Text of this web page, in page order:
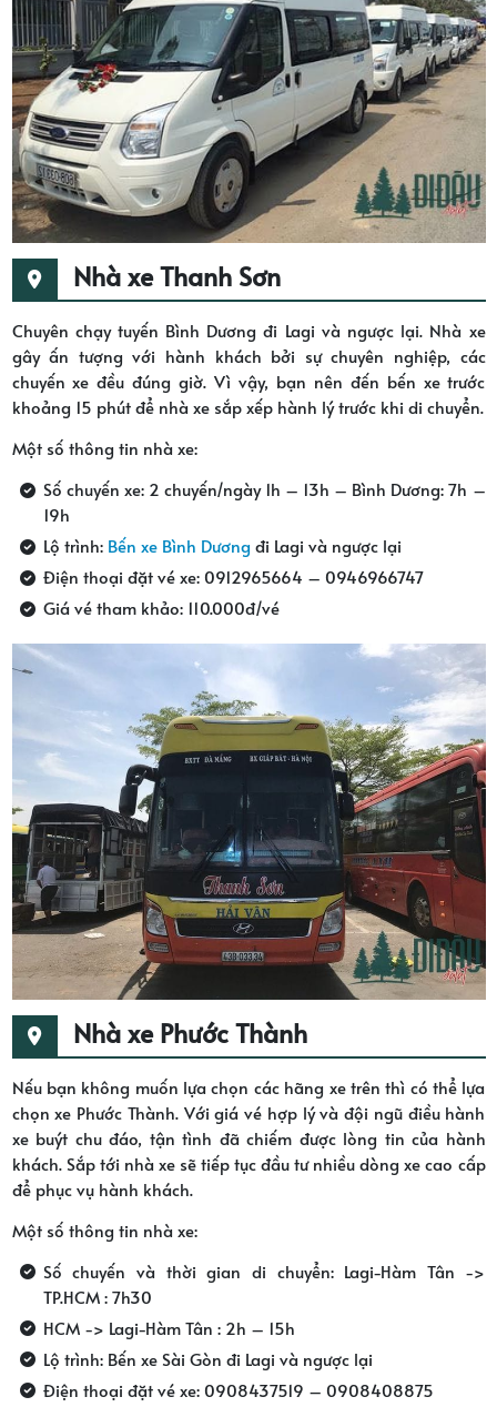
Nhà xe Thanh Sơn
Chuyên chạy tuyến Bình Dương đi Lagi và ngược lại. Nhà xe
gây ấn tượng với hành khách bởi sự chuyên nghiệp, các
chuyến xe đều đúng giờ. Vì vậy, bạn nên đến bến xe trước
khoảng 15 phút để nhà xe sắp xếp hành lý trước khi di chuyển.
Một số thông tin nhà xe:
Số chuyến xe: 2 chuyến/ngày 1h – 13h – Bình Dương: 7h –
19h
Lộ trình: Bến xe Bình Dươngđi Lagi và ngược lại
Điện thoại đặt vé xe: 0912965664 – 0946966747
Giá vé tham khảo: 110.000đ/vé
Nhà xe Phước Thành
Nếu bạn không muốn lựa chọn các hãng xe trên thì có thể lựa
chọn xe Phước Thành. Với giá vé hợp lý và đội ngũ điều hành
xe buýt chu đáo, tận tình đã chiếm được lòng tin của hành
khách. Sắp tới nhà xe sẽ tiếp tục đầu tư nhiều dòng xe cao cấp
để phục vụ hành khách.
Một số thông tin nhà xe:
Số chuyến và thời gian di chuyển: Lagi-Hàm Tân ->
TP.HCM : 7h30
HCM -> Lagi-Hàm Tân : 2h – 15h
Lộ trình: Bến xe Sài Gòn đi Lagi và ngược lại
Điện thoại đặt vé xe: 0908437519 – 0908408875